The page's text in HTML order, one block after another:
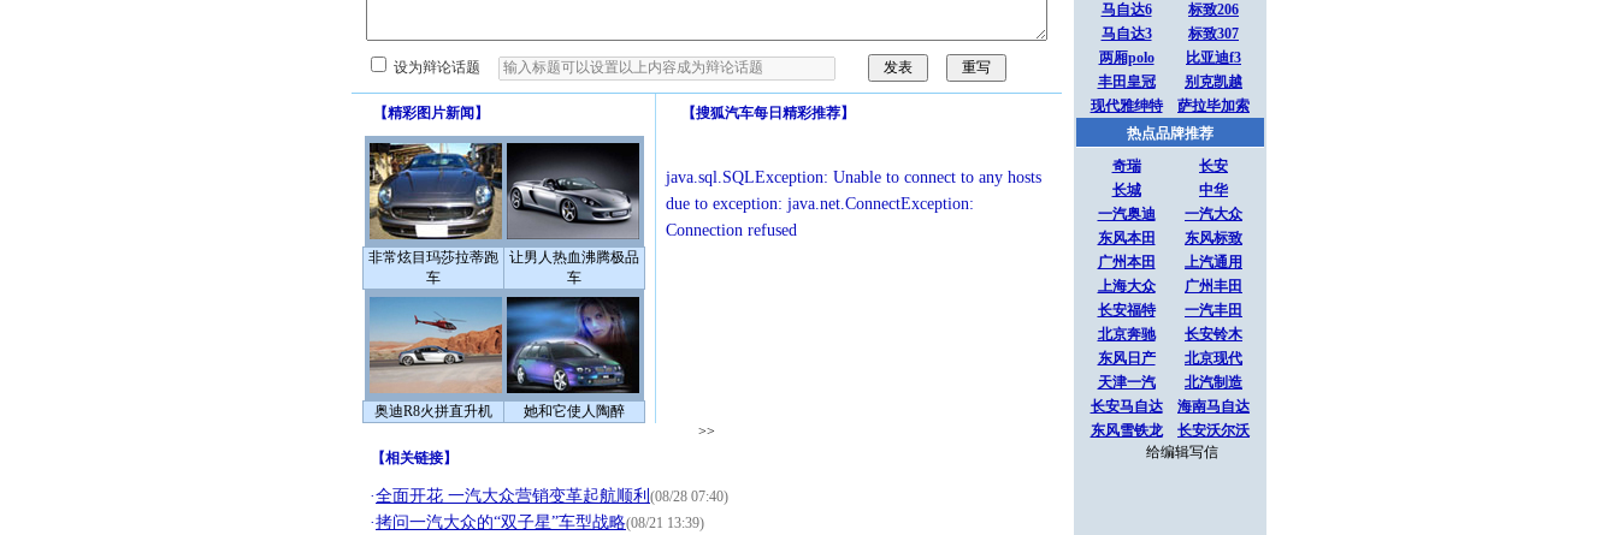
设为辩论话题
【精彩图片新闻 】
非常炫目玛莎拉蒂跑
车
让男人热血沸腾极品
车
奥迪R8火拼直升机 她和它使人陶醉
【搜狐汽车每日精彩推荐】
java.sql.SQLException: Unable to connect to any hosts
due to exception: java.net.ConnectException:
Connection refused
>>
【相关链接】
·全面开花 一汽大众营销变革起航顺利 (08/28 07:40)
·拷问一汽大众的“双子星”车型战略(08/21 13:39)
马自达6
标致206
马自达3
标致307
两厢polo
比亚迪f3
丰田皇冠
别克凯越
现代雅绅特
萨拉毕加索
热点品牌推荐
奇瑞
长安
长城
中华
一汽奥迪
一汽大众
东风本田
东风标致
广州本田
上汽通用
上海大众
广州丰田
长安福特
一汽丰田
北京奔驰
长安铃木
东风日产
北京现代
天津一汽
北汽制造
长安马自达
海南马自达
东风雪铁龙
长安沃尔沃
给编辑写信